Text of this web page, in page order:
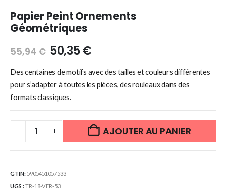
Papier Peint Ornements
Géométriques
55,94€ 50,35€
Des centaines de motifs avec des tailles et couleurs différentes
pour s’adapter à toutes les pièces, des rouleaux dans des
formats classiques.
AJOUTER AU PANIER
GTIN: 5905451057533
UGS :TR-18-VER-53